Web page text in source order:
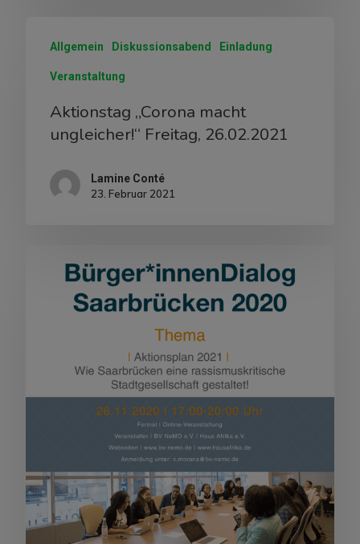
Allgemein Diskussionsabend Einladung
Veranstaltung
Aktionstag „Corona macht
ungleicher!“ Freitag, 26.02.2021
Lamine Conté
23. Februar 2021